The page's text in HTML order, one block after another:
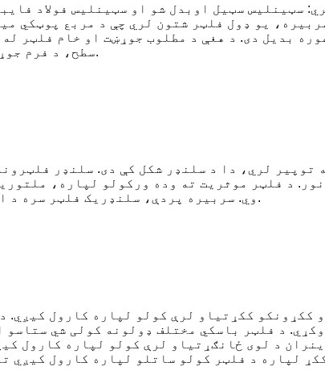
سټینلیس سټیل اوبدل شو او سټینلیس فولاد
یو ډول فلټر شتون لري چې د مربع پوټکي
بدیل دی. د هغې د مطلوب جوړښت او خام فلټر
سطح، د فرم جوړښت، لوړ صلیب او ښه ذره د ساتلو ظرفیت، او نور.
لري، دا د سلنډر شکل کې دی. سلنډر
د فلټر موثریت ته وده ورکولو لپاره،
وي. سربیره پردې، سلنډریک فلټر سره د المونیم ریم څنډې او فلټرونو سره هم ورکړل شوي.
ککړونکو ککړتیاو لرې کولو لپاره کارول کیږي.
د فلټر باسکي مختلف ډولونه کولی شي
د لوی ځانګړتیاو لرې کولو لپاره کارول